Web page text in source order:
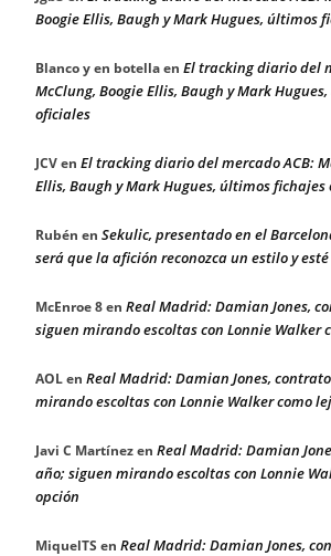
Boogie Ellis, Baugh y Mark Hugues, últimos
Blanco y en botellaen El tracking diario del
McClung, Boogie Ellis, Baugh y Mark
oficiales
JCVen El tracking diario del mercado ACB:
Ellis, Baugh y Mark Hugues, últimos fichajes
Rubén en Sekulic, presentado en el
será que la afición reconozca un estilo y
McEnroe 8en Real Madrid: Damian Jones,
siguen mirando escoltas con Lonnie Walker
AOLen Real Madrid: Damian Jones,
mirando escoltas con Lonnie Walker como
Javi C Martínezen Real Madrid: Damian
año; siguen mirando escoltas con Lonnie
opción
MiquelTS en Real Madrid: Damian Jones,